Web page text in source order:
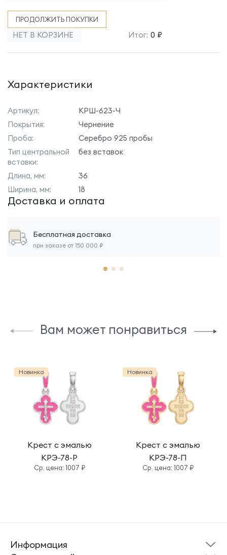
ПРОДОЛЖИТЬ ПОКУПКИ
НЕТ В КОРЗИНЕ Итог: 0 ₽
Характеристики
Артикул:
КРШ-623-Ч
Покрытия:
Чернение
Проба:
Серебро 925 пробы
Тип центральной
вставки:
без вставок
Длина, мм:
36
Ширина, мм:
18
Доставка и оплата
Бесплатная доставка
при заказе от 150 000 ₽
Вам может понравиться
Новинка
Крест с эмалью
КРЭ-78-Р
Cр. цена: 1007 ₽
Новинка
Крест с эмалью
КРЭ-78-П
Cр. цена: 1007 ₽
Информация
Склад готовой